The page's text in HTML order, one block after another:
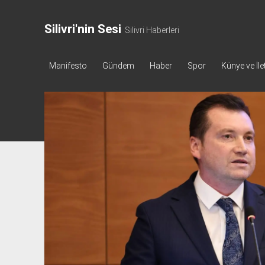
Silivri'nin Sesi Silivri Haberleri
Manifesto Gündem Haber Spor Künye ve